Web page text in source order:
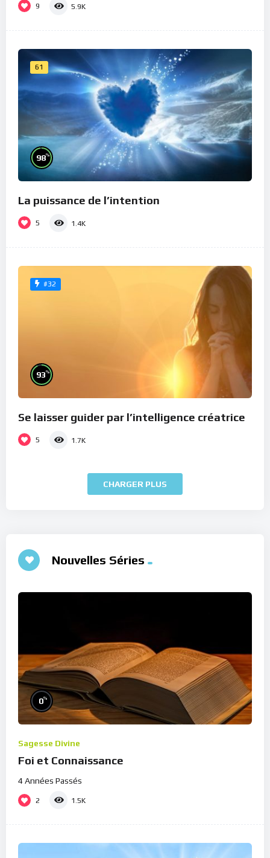
9 5.9K
61
98%
La puissance de l’intention
5 1.4K
#32
93%
Se laisser guider par l’intelligence créatrice
5 1.7K
CHARGER PLUS
Nouvelles Séries
0%
Sagesse Divine
Foi et Connaissance
4 Années Passés
2 1.5K